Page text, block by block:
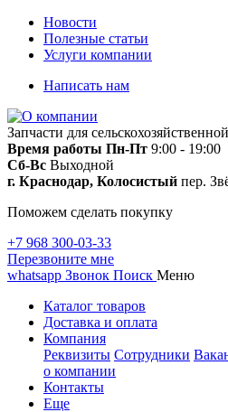
Новости
Полезные статьи
Услуги компании
Написать нам
Запчасти для
Время работы Пн-Пт 9:00 - 19:00
Сб-Вс Выходной
г. Краснодар, Колосистый пер.
Поможем сделать покупку
+7 968 300-03-33
Перезвоните мне
whatsapp Звонок Поиск Меню
Каталог товаров
Доставка и оплата
Компания
Реквизиты Сотрудники
о компании
Контакты
Еще